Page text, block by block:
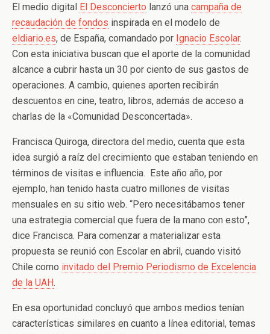
El medio digital El Desconcierto lanzó una campaña de
recaudación de fondos inspirada en el modelo de
eldiario.es, de España, comandado por Ignacio Escolar.
Con esta iniciativa buscan que el aporte de la comunidad
alcance a cubrir hasta un 30 por ciento de sus gastos de
operaciones. A cambio, quienes aporten recibirán
descuentos en cine, teatro, libros, además de acceso a
charlas de la «Comunidad Desconcertada».
Francisca Quiroga, directora del medio, cuenta que esta
idea surgió a raíz del crecimiento que estaban teniendo en
términos de visitas e influencia. Este año año, por
ejemplo, han tenido hasta cuatro millones de visitas
mensuales en su sitio web. “Pero necesitábamos tener
una estrategia comercial que fuera de la mano con esto”,
dice Francisca. Para comenzar a materializar esta
propuesta se reunió con Escolar en abril, cuando visitó
Chile como invitado del Premio Periodismo de Excelencia
de la UAH.
En esa oportunidad concluyó que ambos medios tenían
características similares en cuanto a línea editorial, temas